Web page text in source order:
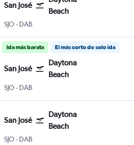
San José
Beach
SJO- DAB
Ida más barata El más corto de solo ida
San José
Daytona
Beach
SJO- DAB
San José
Daytona
Beach
SJO- DAB